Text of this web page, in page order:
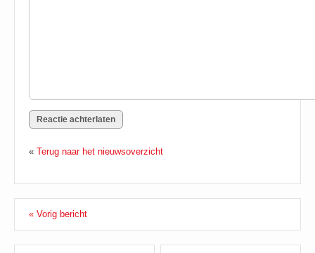
« Terug naar het nieuwsoverzicht
« Vorig bericht